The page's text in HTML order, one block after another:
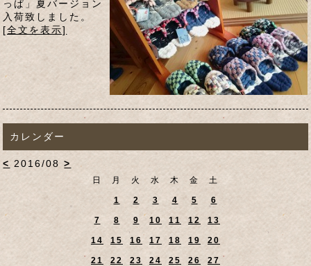
っぱ」夏バージョン
入荷致しました。
[全文を表示]
カレンダー
< 2016/08>
日 月 火 水 木 金 土
1 2 3 4 5 6
7 8 9 10 11 12 13
14 15 16 17 18 19 20
21 22 23 24 25 26 27